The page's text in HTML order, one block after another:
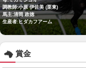
調教師:小原 伊佐美 (栗東)
馬主:清岡 政徳
生産者:ヒダカフアーム
賞金